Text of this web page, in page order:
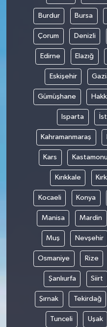
Burdur Bursa
Çorum Denizli
Edirne Elazığ
Eskişehir
Gümüşhane
Isparta
Kahramanmaraş
Kars
Kırıkkale
Kocaeli Konya
Manisa Mardin
Muş Nevşehir
Osmaniye Rize
Şanlıurfa Siirt
Şırnak Tekirdağ
Tunceli Uşak